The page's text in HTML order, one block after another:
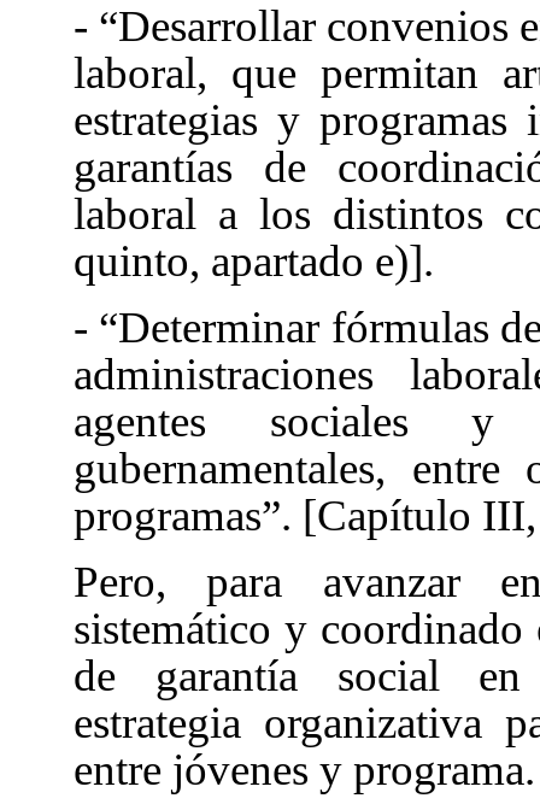
- “Desarrollar convenios
laboral, que permitan
estrategias y programas
garantías de
laboral a los distintos
quinto, apartado e)].
- “Determinar fórmulas
administraciones
agentes sociales
gubernamentales,
programas”. [Capítulo
Pero, para avanzar
sistemático y
de garantía social en
estrategia organizativa
entre jóvenes y programa.